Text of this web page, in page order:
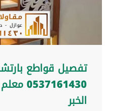
تفصيل قواطع
الخبر